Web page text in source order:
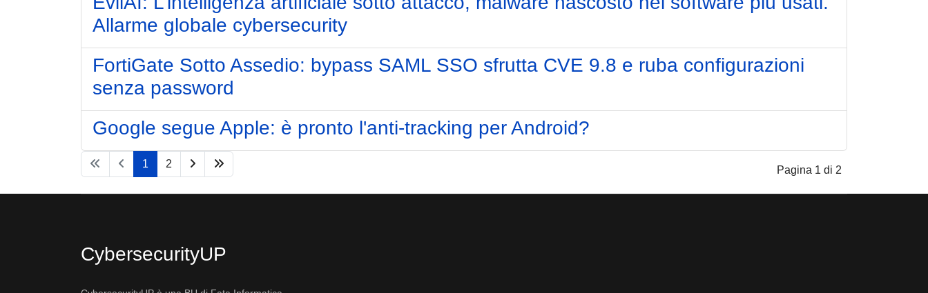
Allarme globale cybersecurity
FortiGate Sotto Assedio: bypass SAML SSO sfrutta CVE 9.8 e ruba configurazioni
senza password
Google segue Apple: è pronto l'anti-tracking per Android?
Pagina 1 di 2
1 2
CybersecurityUP